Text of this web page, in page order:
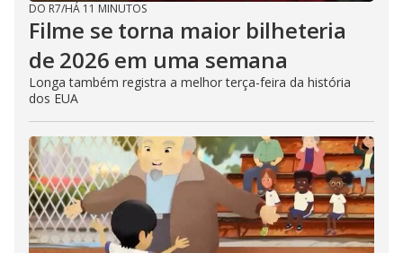
DO R7/HÁ 11 MINUTOS
Filme se torna maior bilheteria
de 2026 em uma semana
Longa também registra a melhor terça-feira da história
dos EUA